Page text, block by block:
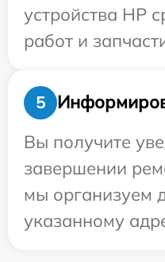
устройства HP
работ и
5
Вы получите
завершении
мы организуем
указанному